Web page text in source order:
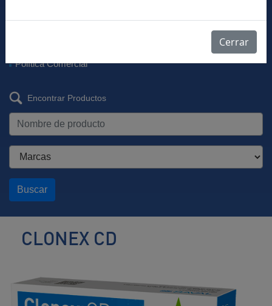
Descargar Vademécum
Política Comercial
Encontrar Productos
Buscar
Cerrar
CLONEX CD
/
Anticonvulsivante